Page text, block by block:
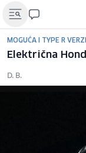
MOGUĆA I TYPE R
Električna
D. B.